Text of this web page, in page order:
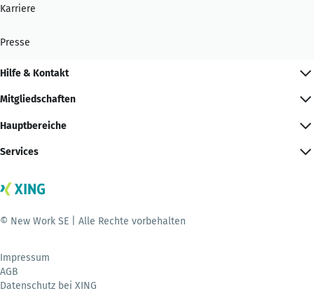
Karriere
Presse
Hilfe & Kontakt
Mitgliedschaften
Hauptbereiche
Services
© New Work SE | Alle Rechte vorbehalten
Impressum
AGB
Datenschutz bei XING